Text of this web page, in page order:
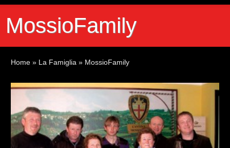
MossioFamily
Home » La Famiglia » MossioFamily